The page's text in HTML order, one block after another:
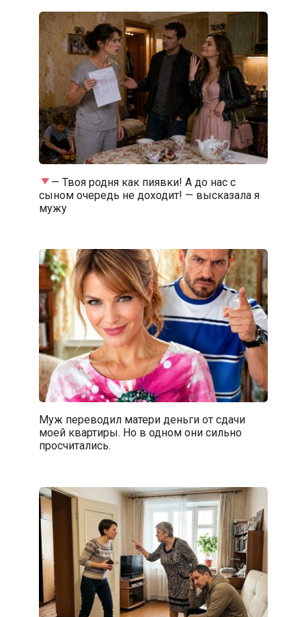
— Твоя родня как пиявки! А до нас с
сыном очередь не доходит! — высказала я
мужу
Муж переводил матери деньги от сдачи
моей квартиры. Но в одном они сильно
просчитались.